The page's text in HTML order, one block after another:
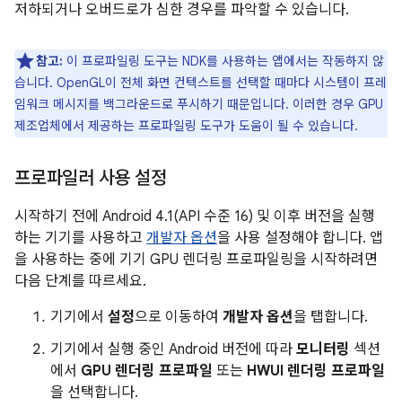
저하되거나 오버드로가 심한 경우를 파악할 수 있습니다.
참고: 이 프로파일링 도구는 NDK를 사용하는 앱에서는 작동하지 않
습니다. OpenGL이 전체 화면 컨텍스트를 선택할 때마다 시스템이 프레
임워크 메시지를 백그라운드로 푸시하기 때문입니다. 이러한 경우 GPU
제조업체에서 제공하는 프로파일링 도구가 도움이 될 수 있습니다.
프로파일러 사용 설정
시작하기 전에 Android 4.1(API 수준 16) 및 이후 버전을 실행
하는 기기를 사용하고 개발자 옵션을 사용 설정해야 합니다. 앱
을 사용하는 중에 기기 GPU 렌더링 프로파일링을 시작하려면
다음 단계를 따르세요.
기기에서 설정으로 이동하여 개발자 옵션을 탭합니다.
기기에서 실행 중인 Android 버전에 따라 모니터링 섹션
에서 GPU 렌더링 프로파일 또는 HWUI 렌더링 프로파일
을 선택합니다.